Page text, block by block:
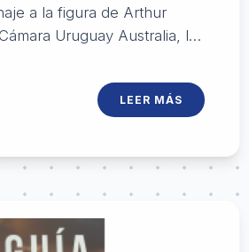
a la figura de Arthur
Uruguay Australia, la
Minelli, realizan un
LEER MÁS